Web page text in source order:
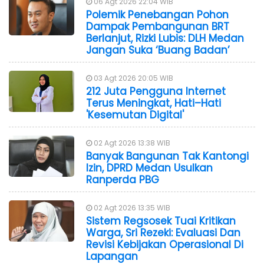
Polemik Penebangan Pohon
Dampak Pembangunan BRT
Berlanjut, Rizki Lubis: DLH Medan
Jangan Suka ‘Buang Badan’
03 Agt 2026 20:05 WIB
212 Juta Pengguna Internet
Terus Meningkat, Hati–Hati
'Kesemutan Digital'
02 Agt 2026 13:38 WIB
Banyak Bangunan Tak Kantongi
Izin, DPRD Medan Usulkan
Ranperda PBG
02 Agt 2026 13:35 WIB
Sistem Regsosek Tuai Kritikan
Warga, Sri Rezeki: Evaluasi Dan
Revisi Kebijakan Operasional Di
Lapangan